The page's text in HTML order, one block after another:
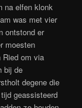
na elfen klonk
was met vier
ontstond er
moesten
Ried om via
bij de
degene die
geassisteerd